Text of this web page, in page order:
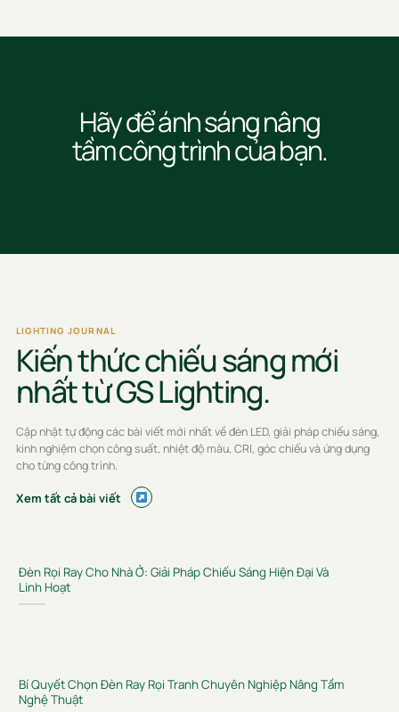
Hãy để ánh sáng nâng
tầm công trình của bạn.
LIGHTING JOURNAL
Kiến thức chiếu sáng mới
nhất từ GS Lighting.
Cập nhật tự động các bài viết mới nhất về đèn LED, giải pháp chiếu sáng,
kinh nghiệm chọn công suất, nhiệt độ màu, CRI, góc chiếu và ứng dụng
cho từng công trình.
Xem tất cả bài viết
Đèn Rọi Ray Cho Nhà Ở: Giải Pháp Chiếu Sáng Hiện Đại Và
Linh Hoạt
Bí Quyết Chọn Đèn Ray Rọi Tranh Chuyên Nghiệp Nâng Tầm
Nghệ Thuật